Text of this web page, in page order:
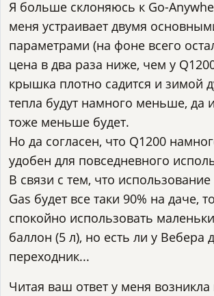
Я больше склоняюсь к Go-
меня устраивает двумя
параметрами (на фоне всего
цена в два раза ниже, чем у
крышка плотно садится и зимой
тепла будут намного меньше, да
тоже меньше будет.
Но да согласен, что Q1200
удобен для повседневного
В связи с тем, что
Gas будет все таки 90% на даче,
спокойно использовать
баллон (5 л), но есть ли у Вебера
переходник...
Читая ваш ответ у меня возникла